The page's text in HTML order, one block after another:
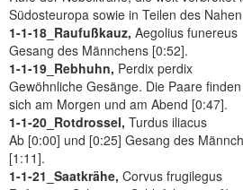
Südosteuropa sowie in Teilen des
1-1-18_Raufußkauz, Aegolius funereus
Gesang des Männchens [0:52].
1-1-19_Rebhuhn, Perdix perdix
Gewöhnliche Gesänge. Die Paare
sich am Morgen und am Abend [0:47].
1-1-20_Rotdrossel, Turdus iliacus
Ab [0:00] und [0:25] Gesang des
[1:11].
1-1-21_Saatkrähe, Corvus frugilegus